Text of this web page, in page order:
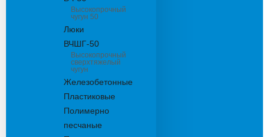
Высокопрочный
чугун 50
Люки
ВЧШГ-50
Высокопрочный
сверхтяжелый
чугун
Железобетонные
Пластиковые
Полимерно
песчаные